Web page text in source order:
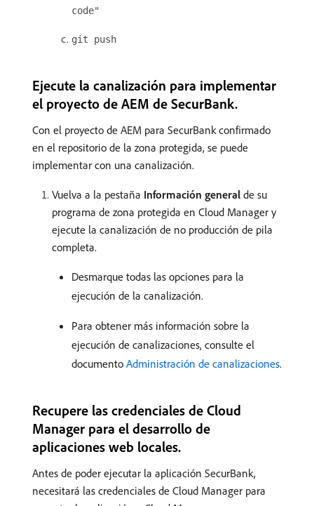
code"
git push
Ejecute la canalización para implementar
el proyecto de AEM de SecurBank.
Con el proyecto de AEM para SecurBank confirmado
en el repositorio de la zona protegida, se puede
implementar con una canalización.
Vuelva a la pestaña Información general de su
programa de zona protegida en Cloud Manager y
ejecute la canalización de no producción de pila
completa.
Desmarque todas las opciones para la
ejecución de la canalización.
Para obtener más información sobre la
ejecución de canalizaciones, consulte el
documento Administración de canalizaciones.
Recupere las credenciales de Cloud
Manager para el desarrollo de
aplicaciones web locales.
Antes de poder ejecutar la aplicación SecurBank,
necesitará las credenciales de Cloud Manager para